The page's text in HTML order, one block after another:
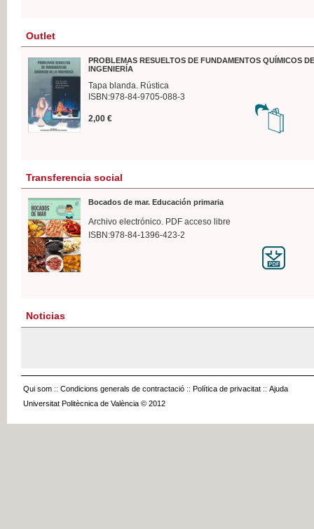
Outlet
PROBLEMAS RESUELTOS DE FUNDAMENTOS QUÍMICOS
INGENIERÍA
Tapa blanda. Rústica
ISBN:978-84-9705-088-3
2,00 €
Transferencia social
Bocados de mar. Educación primaria
Archivo electrónico. PDF acceso libre
ISBN:978-84-1396-423-2
Noticias
Qui som :: Condicions generals de contractació :: Política de privacitat :: Ajuda
Universitat Politècnica de València © 2012